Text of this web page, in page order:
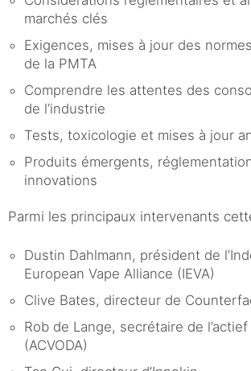
marchés clés
Exigences, mises à jour des
de la PMTA
Comprendre les attentes des
de l’industrie
Tests, toxicologie et mises à jour
Produits émergents,
innovations
Parmi les principaux intervenants
Dustin Dahlmann, président de
European Vape Alliance (IEVA)
Clive Bates, directeur de
Rob de Lange, secrétaire de
(ACVODA)